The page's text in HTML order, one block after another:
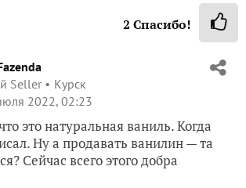
2 Спасибо!
Seller
Курск
2022, 02:23
это натуральная ваниль. Когда
Ну а продавать ванилин — та
Сейчас всего этого добра